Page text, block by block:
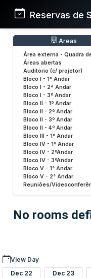
Reservas de
Areas
Área externa - Quadra
Áreas abertas
Auditório (c/ projetor)
Bloco I - 1º Andar
Bloco I - 2ª Andar
Bloco I - 3º Andar
Bloco II - 1º Andar
Bloco II - 2º Andar
Bloco II - 3º Andar
Bloco II - 4º Andar
Bloco III - 1º Andar
Bloco IV - 1º Andar
Bloco IV - 2ºAndar
Bloco IV - 3ºAndar
Bloco V - 1° Andar
Bloco V - 2° Andar
Reuniões/
No rooms
View Day
Dec 22
Dec 23